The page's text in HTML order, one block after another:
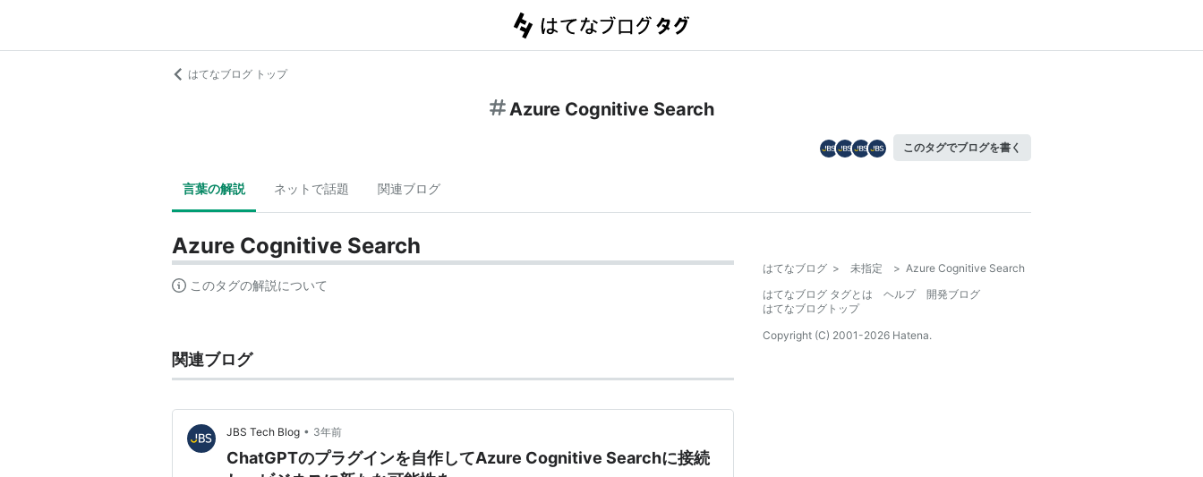
はてなブログ トップ
Azure Cognitive Search
このタグでブログを書く
言葉の解説 ネットで話題 関連ブログ
Azure Cognitive Search
このタグの解説について
関連ブログ
JBS Tech Blog • 3年前
ChatGPTのプラグインを自作してAzure Cognitive Searchに接続
はてなブログ > 未指定 > Azure Cognitive Search
はてなブログ タグとは
ヘルプ
開発ブログ
はてなブログトップ
Copyright (C) 2001-2026 Hatena.